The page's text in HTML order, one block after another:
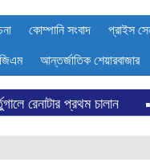
কোম্পানি সংবাদ প্রাইস
আন্তর্জাতিক শেয়ারবাজার
বিক্রি ও পাওনা